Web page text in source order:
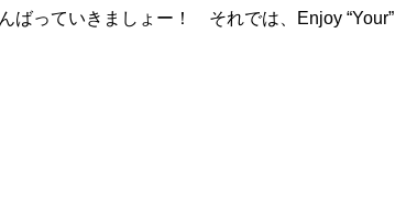
っていきましょー！ それでは、Enjoy “Your”